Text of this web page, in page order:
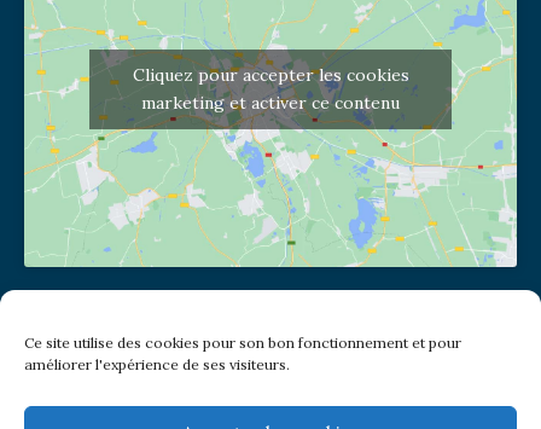
Ce site utilise des cookies pour son bon fonctionnement et pour
améliorer l'expérience de ses visiteurs.
Cliquez pour accepter les cookies
marketing et activer ce contenu
(pas de courrier à cette adresse)
2 place Jules Joffrin - 75018
Metro: Jules Joffrin ou Simplon